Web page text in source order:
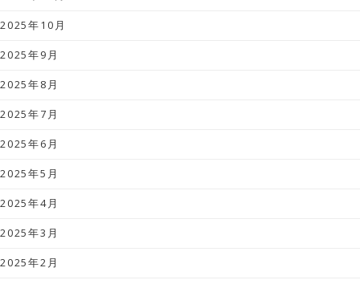
2025年10月
2025年9月
2025年8月
2025年7月
2025年6月
2025年5月
2025年4月
2025年3月
2025年2月